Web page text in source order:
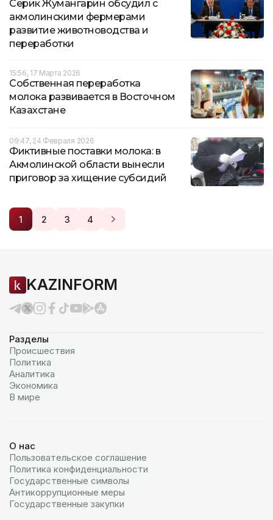
Серик Жумангарин обсудил с
акмолинскими фермерами
развитие животноводства и
переработки
15:56, 17 Марта 2026
Собственная переработка
молока развивается в Восточном
Казахстане
09:47, 24 Февраля 2026
Фиктивные поставки молока: в
Акмолинской области вынесли
приговор за хищение субсидий
1 2 3 4
KAZINFORM
Разделы
Происшествия
Политика
Аналитика
Экономика
В мире
О нас
Пользовательское соглашение
Политика конфиденциальности
Государственные символы
Антикоррупционные меры
Государственные закупки